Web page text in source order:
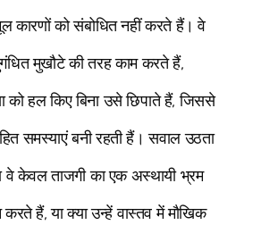
कारणों को संबोधित नहीं करते हैं। वे
मुखौटे की तरह काम करते हैं,
को हल किए बिना उसे छिपाते हैं, जिससे
समस्याएं बनी रहती हैं। सवाल उठता
वे केवल ताजगी का एक अस्थायी भ्रम
करते हैं, या क्या उन्हें वास्तव में मौखिक